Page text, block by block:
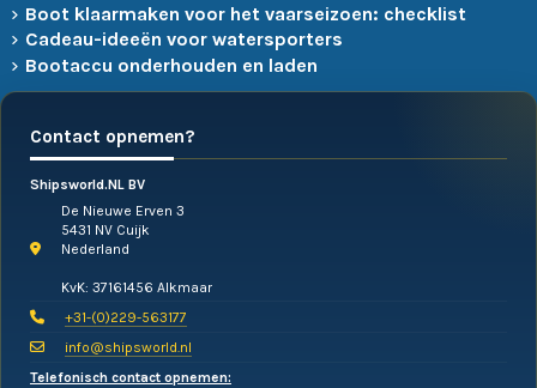
Boot klaarmaken voor het vaarseizoen: checklist
Cadeau-ideeën voor watersporters
Bootaccu onderhouden en laden
Contact opnemen?
Shipsworld.NL BV
De Nieuwe Erven 3
5431 NV Cuijk
Nederland
KvK: 37161456 Alkmaar
+31-(0)229-563177
info@shipsworld.nl
Telefonisch contact opnemen: